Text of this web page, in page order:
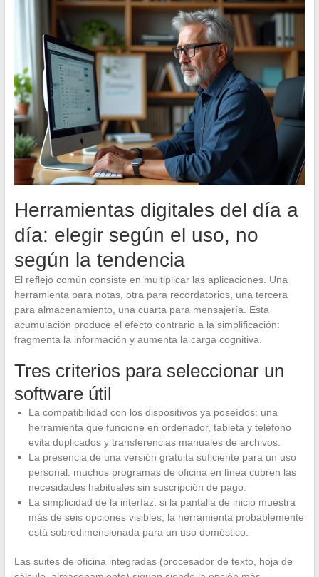
Herramientas digitales del día a
día: elegir según el uso, no
según la tendencia
El reflejo común consiste en multiplicar las aplicaciones. Una
herramienta para notas, otra para recordatorios, una tercera
para almacenamiento, una cuarta para mensajería. Esta
acumulación produce el efecto contrario a la simplificación:
fragmenta la información y aumenta la carga cognitiva.
Tres criterios para seleccionar un
software útil
La compatibilidad con los dispositivos ya poseídos: una
herramienta que funcione en ordenador, tableta y teléfono
evita duplicados y transferencias manuales de archivos.
La presencia de una versión gratuita suficiente para un uso
personal: muchos programas de oficina en línea cubren las
necesidades habituales sin suscripción de pago.
La simplicidad de la interfaz: si la pantalla de inicio muestra
más de seis opciones visibles, la herramienta probablemente
está sobredimensionada para un uso doméstico.
Las suites de oficina integradas (procesador de texto, hoja de